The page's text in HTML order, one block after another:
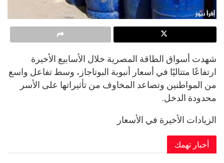
شهدت أسواق الطاقة المصرية خلال الأسابيع الأخيرة
ارتفاعًا متتاليًا في أسعار أنبوبة البوتاجاز، وسط تفاعل واسع
من المواطنين وتصاعد المخاوف من تأثيراتها على الأسر
محدودة الدخل.
الزيادات الأخيرة في الأسعار
أخبار تهمك